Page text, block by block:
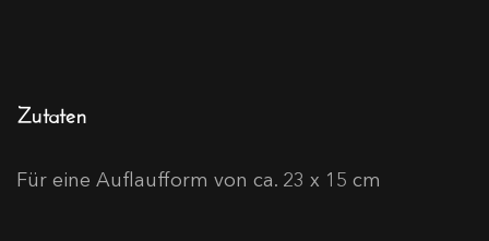
Zutaten
Für eine Auflaufform von ca. 23 x 15 cm